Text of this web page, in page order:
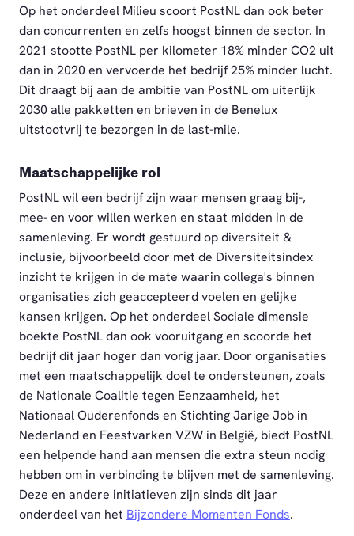
Op het onderdeel Milieu scoort PostNL dan ook beter
dan concurrenten en zelfs hoogst binnen de sector. In
2021 stootte PostNL per kilometer 18% minder CO2 uit
dan in 2020 en vervoerde het bedrijf 25% minder lucht.
Dit draagt bij aan de ambitie van PostNL om uiterlijk
2030 alle pakketten en brieven in de Benelux
uitstootvrij te bezorgen in de last-mile.
Maatschappelijke rol
PostNL wil een bedrijf zijn waar mensen graag bij-,
mee- en voor willen werken en staat midden in de
samenleving. Er wordt gestuurd op diversiteit &
inclusie, bijvoorbeeld door met de Diversiteitsindex
inzicht te krijgen in de mate waarin collega's binnen
organisaties zich geaccepteerd voelen en gelijke
kansen krijgen. Op het onderdeel Sociale dimensie
boekte PostNL dan ook vooruitgang en scoorde het
bedrijf dit jaar hoger dan vorig jaar. Door organisaties
met een maatschappelijk doel te ondersteunen, zoals
de Nationale Coalitie tegen Eenzaamheid, het
Nationaal Ouderenfonds en Stichting Jarige Job in
Nederland en Feestvarken VZW in België, biedt PostNL
een helpende hand aan mensen die extra steun nodig
hebben om in verbinding te blijven met de samenleving.
Deze en andere initiatieven zijn sinds dit jaar
onderdeel van het Bijzondere Momenten Fonds.